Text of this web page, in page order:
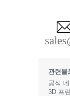
관련블
공식
3D 프